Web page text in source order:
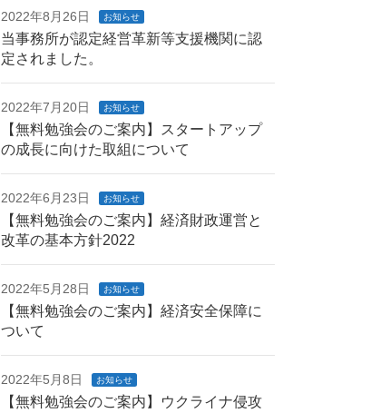
2022年8月26日 お知らせ
当事務所が認定経営革新等支援機関に認
定されました。
2022年7月20日 お知らせ
【無料勉強会のご案内】スタートアップ
の成長に向けた取組について
2022年6月23日 お知らせ
【無料勉強会のご案内】経済財政運営と
改革の基本方針2022
2022年5月28日 お知らせ
【無料勉強会のご案内】経済安全保障に
ついて
2022年5月8日 お知らせ
【無料勉強会のご案内】ウクライナ侵攻